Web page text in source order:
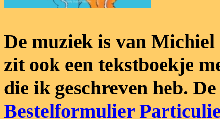
De muziek is van
zit ook een tekstboekje
die ik geschreven heb.
Bestelformulier